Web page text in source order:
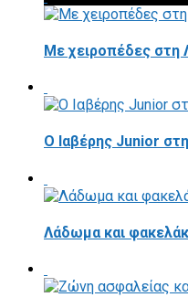
Με χειροπέδες στη
Ο Ιαβέρης Junior
Λάδωμα και